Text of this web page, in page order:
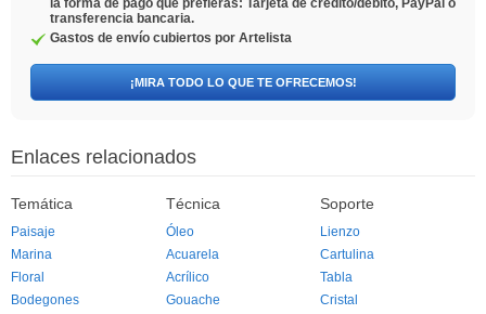
la forma de pago que prefieras: Tarjeta de crédito/débito, PayPal o
transferencia bancaria.
Gastos de envío cubiertos por Artelista
¡MIRA TODO LO QUE TE OFRECEMOS!
Enlaces relacionados
Temática
Paisaje
Marina
Floral
Bodegones
Técnica
Óleo
Acuarela
Acrílico
Gouache
Soporte
Lienzo
Cartulina
Tabla
Cristal